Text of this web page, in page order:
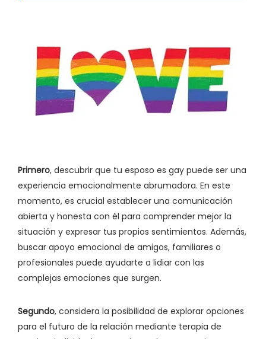
Primero, descubrir que tu esposo es gay puede ser una
experiencia emocionalmente abrumadora. En este
momento, es crucial establecer una comunicación
abierta y honesta con él para comprender mejor la
situación y expresar tus propios sentimientos. Además,
buscar apoyo emocional de amigos, familiares o
profesionales puede ayudarte a lidiar con las
complejas emociones que surgen.
Segundo, considera la posibilidad de explorar opciones
para el futuro de la relación mediante terapia de